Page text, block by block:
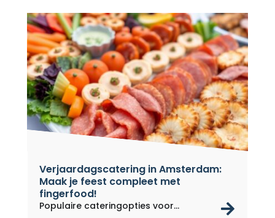
Verjaardagscatering in Amsterdam:
Maak je feest compleet met
fingerfood!
Populaire cateringopties voor...